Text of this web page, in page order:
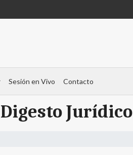
Sesión en Vivo Contacto
Digesto Jurídico